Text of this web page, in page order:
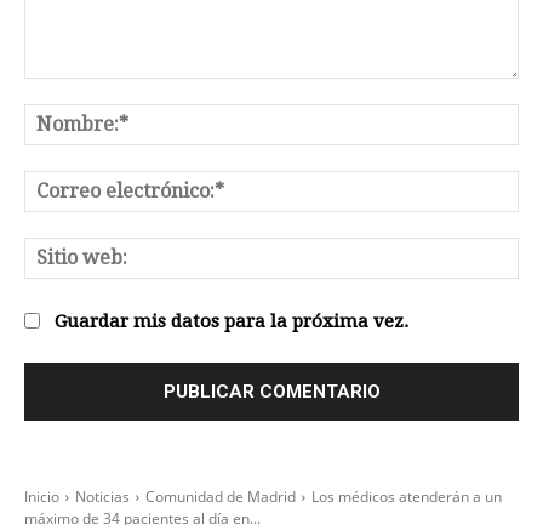
Guardar mis datos para la próxima vez.